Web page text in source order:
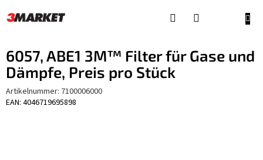
Inhalt
6057, ABE1 3M™ Filter für Gase und
Dämpfe, Preis pro Stück
Artikelnummer: 7100006000
EAN: 4046719695898